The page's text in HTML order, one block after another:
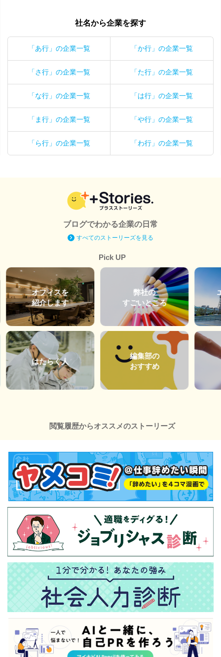
社名から企業を探す
「あ行」の企業一覧 「か行」の企業一覧
「さ行」の企業一覧 「た行」の企業一覧
「な行」の企業一覧 「は行」の企業一覧
「ま行」の企業一覧 「や行」の企業一覧
「ら行」の企業一覧 「わ行」の企業一覧
ブログでわかる企業の日常
すべてのストーリーズを見る
Pick UP
オフィスを
紹介します
はたらく人
弊社の
すごいところ
編集部の
おすすめ
閲覧履歴からオススメのストーリーズ